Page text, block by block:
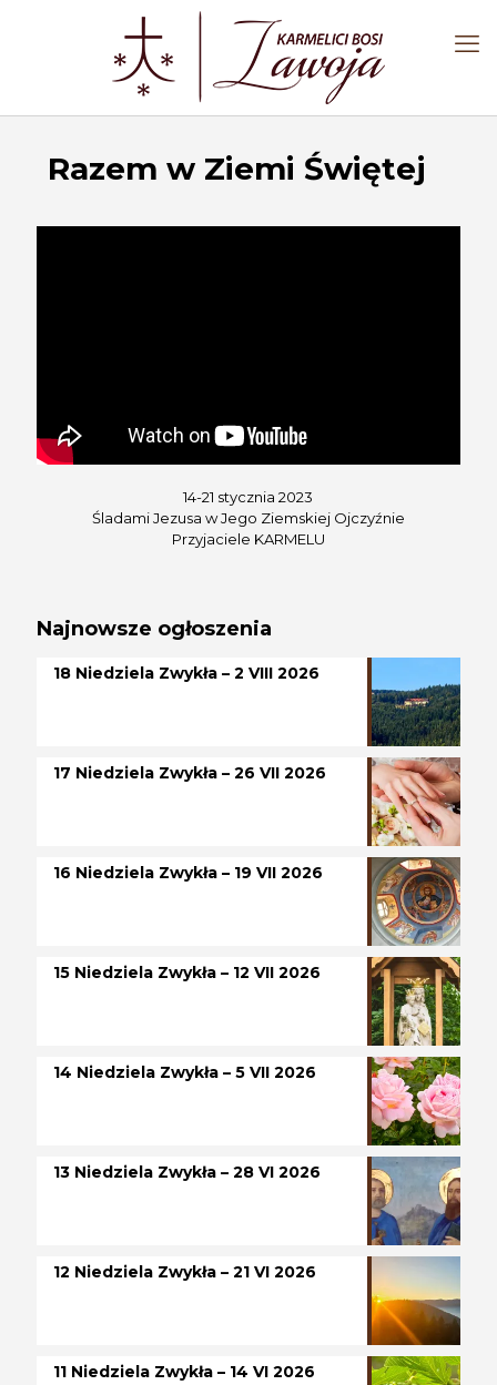
Razem w Ziemi Świętej
14-21 stycznia 2023
Śladami Jezusa w Jego Ziemskiej Ojczyźnie
Przyjaciele KARMELU
Najnowsze ogłoszenia
18 Niedziela Zwykła – 2 VIII 2026
17 Niedziela Zwykła – 26 VII 2026
16 Niedziela Zwykła – 19 VII 2026
15 Niedziela Zwykła – 12 VII 2026
14 Niedziela Zwykła – 5 VII 2026
13 Niedziela Zwykła – 28 VI 2026
12 Niedziela Zwykła – 21 VI 2026
11 Niedziela Zwykła – 14 VI 2026